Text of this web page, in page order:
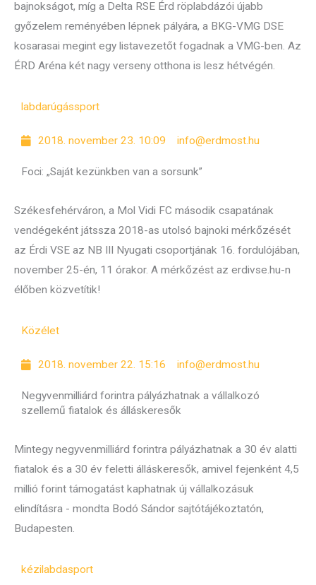
bajnokságot, míg a Delta RSE Érd röplabdázói újabb
győzelem reményében lépnek pályára, a BKG-VMG DSE
kosarasai megint egy listavezetőt fogadnak a VMG-ben. Az
ÉRD Aréna két nagy verseny otthona is lesz hétvégén.
labdarúgássport
2018. november 23. 10:09 info@erdmost.hu
Foci: „Saját kezünkben van a sorsunk”
Székesfehérváron, a Mol Vidi FC második csapatának
vendégeként játssza 2018-as utolsó bajnoki mérkőzését
az Érdi VSE az NB III Nyugati csoportjának 16. fordulójában,
november 25-én, 11 órakor. A mérkőzést az erdivse.hu-n
élőben közvetítik!
Közélet
2018. november 22. 15:16 info@erdmost.hu
Negyvenmilliárd forintra pályázhatnak a vállalkozó
szellemű fiatalok és álláskeresők
Mintegy negyvenmilliárd forintra pályázhatnak a 30 év alatti
fiatalok és a 30 év feletti álláskeresők, amivel fejenként 4,5
millió forint támogatást kaphatnak új vállalkozásuk
elindításra - mondta Bodó Sándor sajtótájékoztatón,
Budapesten.
kézilabdasport